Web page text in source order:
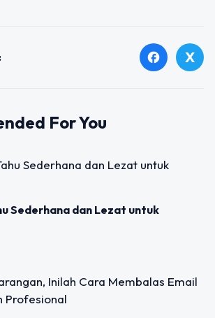
facebook X
For You
Sederhana dan Lezat untuk